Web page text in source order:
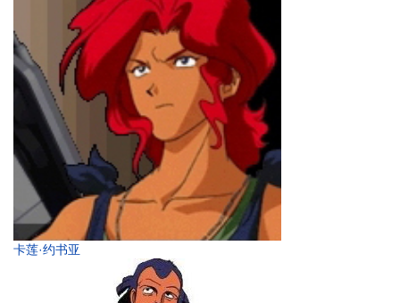
卡莲·约书亚